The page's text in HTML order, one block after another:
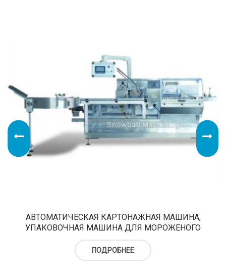
АВТОМАТИЧЕСКАЯ КАРТОНАЖНАЯ МАШИНА,
УПАКОВОЧНАЯ МАШИНА ДЛЯ МОРОЖЕНОГО
ПОДРОБНЕЕ